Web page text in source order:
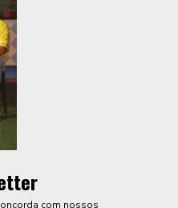
com nossos